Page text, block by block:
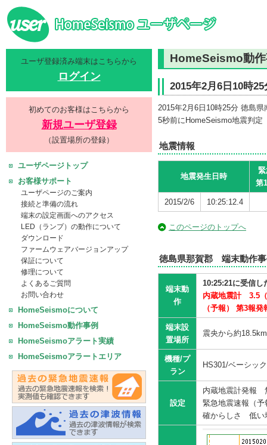
ユーザ登録済み端末はこちらから
ログイン
初めてのお客様はこちらから
新規ユーザ登録
（設置場所の登録）
ユーザページトップ
お客様サポート
ユーザページのご案内
接続と準備の流れ
端末の設定画面へのアクセス
LED（ランプ）の動作について
ダウンロード
ファームウェアバージョンアップ
保証について
修理について
よくあるご質問
お問い合わせ
HomeSeismoについて
HomeSeismo動作事例
HomeSeismoアラート実績
HomeSeismoアラートエリア
HomeSeismo動
2015年2月6日10時
2015年2月6日10時25分 徳島
5秒前にHomeSeismo地震判定
地震情報
地震発生日時
第
2015/2/6 10:25:12.4
このページのトップへ
徳島県那賀郡 端末動作
端末動
作
10:25:21に受信し
内蔵地震計 3.5（
（予報） 第3報
端末設
置場所
震央から約
機種/プ
ラン
HS301/ベーシッ
設定
内蔵地震計発報
緊急地震速報（
確からしさ 低い